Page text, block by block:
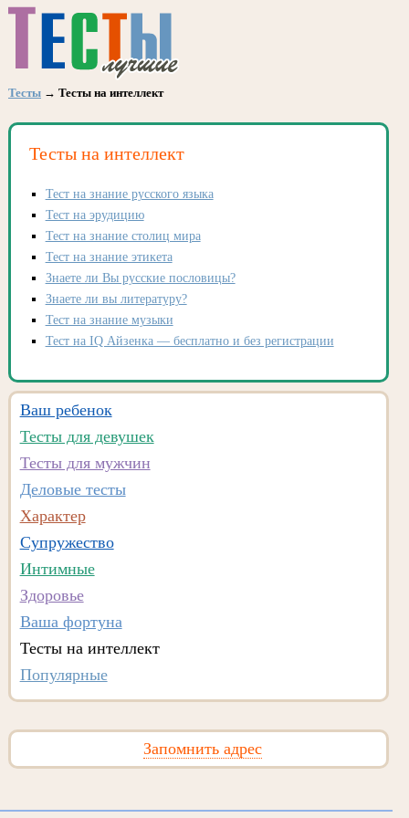
Тесты → Тесты на интеллект
Тесты на интеллект
Тест на знание русского языка
Тест на эрудицию
Тест на знание столиц мира
Тест на знание этикета
Знаете ли Вы русские пословицы?
Знаете ли вы литературу?
Тест на знание музыки
Тест на IQ Айзенка — бесплатно и без регистрации
Ваш ребенок
Тесты для девушек
Тесты для мужчин
Деловые тесты
Характер
Супружество
Интимные
Здоровье
Ваша фортуна
Тесты на интеллект
Популярные
Запомнить адрес